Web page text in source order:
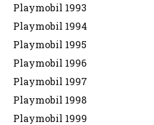
Playmobil 1993
Playmobil 1994
Playmobil 1995
Playmobil 1996
Playmobil 1997
Playmobil 1998
Playmobil 1999